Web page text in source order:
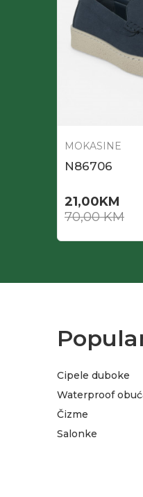
MOKASINE
N86706
21,00KM
70,00KM
Cipele duboke
Waterproof
Čizme
Salonke